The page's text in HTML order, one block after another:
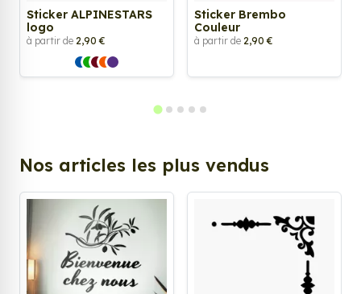
Sticker ALPINESTARS
logo
à partir de 2,90 €
Sticker Brembo
Couleur
à partir de 2,90 €
Nos articles les plus vendus